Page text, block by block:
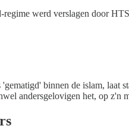
werd verslagen door
binnen de islam,
andersgelovigen het, op z'n